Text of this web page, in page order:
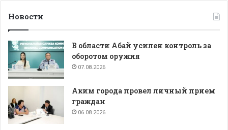
Новости
В области Абай усилен контроль за
оборотом оружия
07.08.2026
Аким города провел личный прием
граждан
06.08.2026